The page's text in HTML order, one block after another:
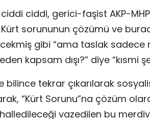
ciddi ciddi, gerici-faşist AKP-
sorununun çözümü ve
gibi “ama taslak sadece
kapsam dışı?” diye “kısmi
bilince tekrar çıkarılarak
“Kürt Sorunu”na çözüm
vazedilen bu